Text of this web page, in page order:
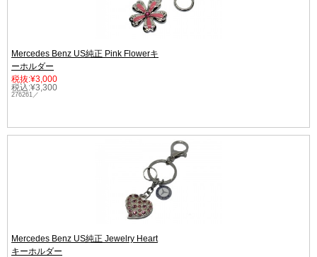
Mercedes Benz US純正 Pink Flowerキ
ーホルダー
税抜:¥3,000
税込:¥3,300
276261／
Mercedes Benz US純正 Jewelry Heart
キーホルダー